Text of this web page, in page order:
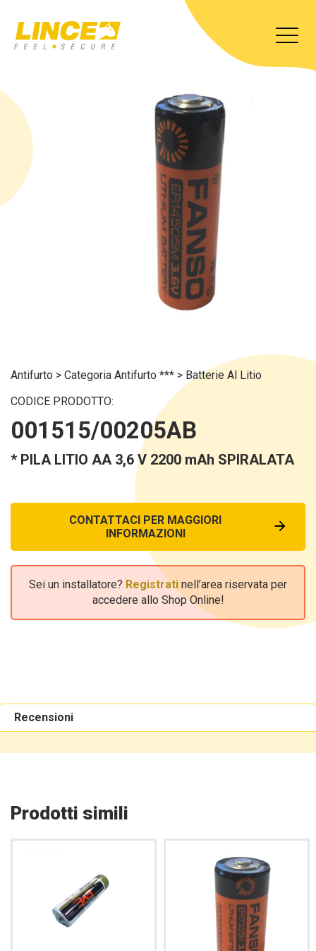
Antifurto > Categoria Antifurto *** > Batterie Al Litio
CODICE PRODOTTO:
001515/00205AB
* PILA LITIO AA 3,6 V 2200 mAh SPIRALATA
CONTATTACI PER MAGGIORI
INFORMAZIONI
Sei un installatore? Registrati nell’area riservata per
accedere allo Shop Online!
Recensioni
Prodotti simili